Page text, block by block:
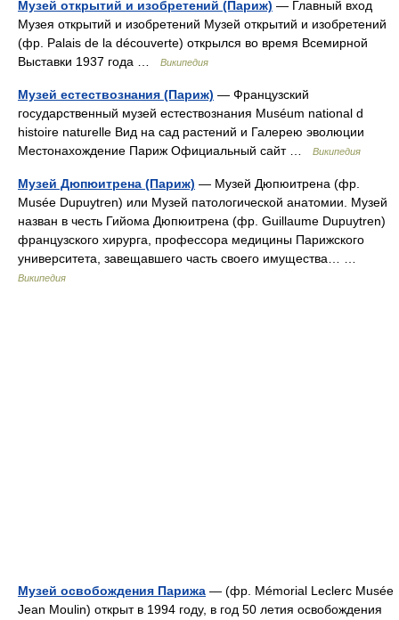
Музей открытий и изобретений (Париж) — Главный вход
Музея открытий и изобретений Музей открытий и изобретений
(фр. Palais de la découverte) открылся во время Всемирной
Выставки 1937 года …
Википедия
Музей естествознания (Париж) — Французский
государственный музей естествознания Muséum national d
histoire naturelle Вид на сад растений и Галерею эволюции
Местонахождение Париж Официальный сайт …
Википедия
Музей Дюпюитрена (Париж) — Музей Дюпюитрена (фр.
Musée Dupuytren) или Музей патологической анатомии. Музей
назван в честь Гийома Дюпюитрена (фр. Guillaume Dupuytren)
французского хирурга, профессора медицины Парижского
университета, завещавшего часть своего имущества… …
Википедия
Музей освобождения Парижа — (фр. Mémorial Leclerc Musée
Jean Moulin) открыт в 1994 году, в год 50 летия освобождения